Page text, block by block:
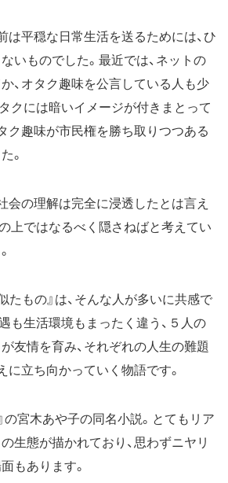
は平穏な日常生活を送るためには、ひ
いものでした。最近では、ネットの
、オタク趣味を公言している人も少
クには暗いイメージが付きまとって
ク趣味が市民権を勝ち取りつつある
。
会の理解は完全に浸透したとは言え
上ではなるべく隠さねばと考えてい
たもの』は、そんな人が多いに共感で
も生活環境もまったく違う、５人の
友情を育み、それぞれの人生の難題
に立ち向かっていく物語です。
の宮木あや子の同名小説。とてもリア
生態が描かれており、思わずニヤリ
もあります。